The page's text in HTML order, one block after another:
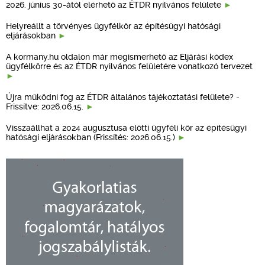
2026. június 30-ától elérhető az ÉTDR nyilvános felülete
Helyreállt a törvényes ügyfélkör az építésügyi hatósági
eljárásokban
A kormany.hu oldalon már megismerhető az Eljárási kódex
ügyfélkörre és az ÉTDR nyilvános felületére vonatkozó tervezet
Újra működni fog az ÉTDR általános tájékoztatási felülete? -
Frissítve: 2026.06.15.
Visszaállhat a 2024 augusztusa előtti ügyféli kör az építésügyi
hatósági eljárásokban (Frissítés: 2026.06.15.)